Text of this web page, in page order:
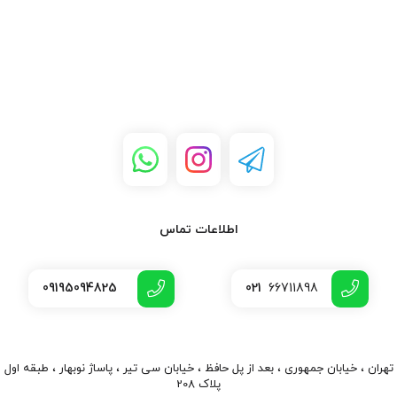
اطلاعات تماس
021 66711898
09195094825
تهران ، خیابان جمهوری ، بعد از پل حافظ ، خیابان سی تیر ، پاساژ نوبهار ، طبقه اول
پلاک 208